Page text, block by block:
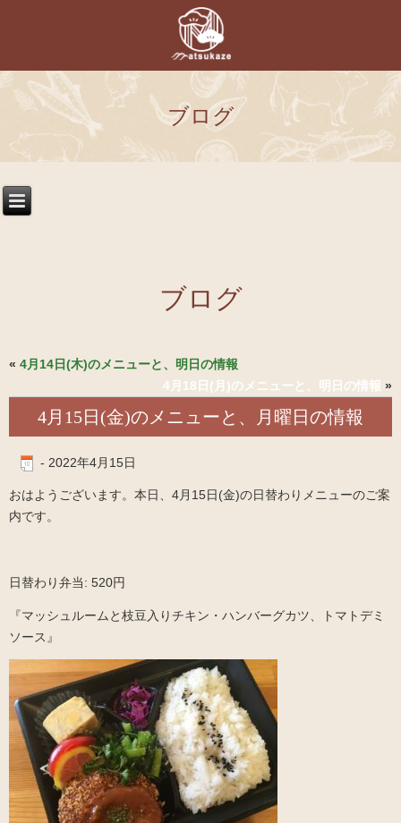
ブログ
ブログ
« 4月14日(木)のメニューと、明日の情報
4月18日(月)のメニューと、明日の情報 »
4月15日(金)のメニューと、月曜日の情報
- 2022年4月15日
おはようございます。本日、4月15日(金)の日替わりメニューのご案
内です。
日替わり弁当: 520円
『マッシュルームと枝豆入りチキン・ハンバーグカツ、トマトデミ
ソース』